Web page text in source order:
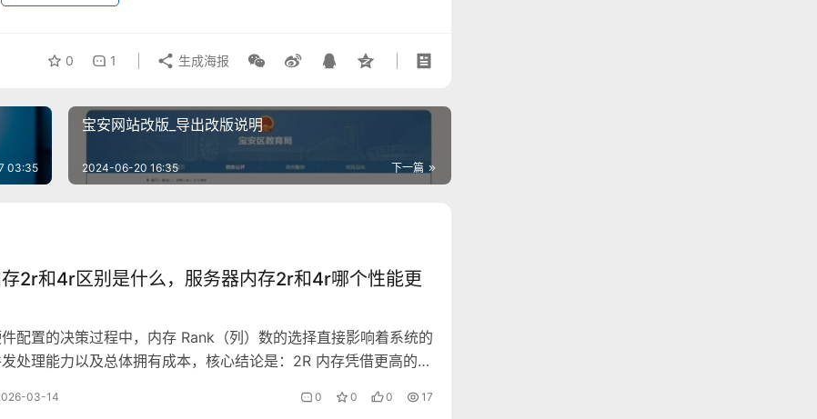
0 1 生成海报
03:35
宝安网站改版_导出改版说明
下一篇
2024-06-20 16:35
2r和4r区别是什么，服务器内存2r和4r哪个性能更
配置的决策过程中，内存 Rank（列）数的选择直接影响着系统的
处理能力以及总体拥有成本，核心结论是：2R 内存凭借更高的兼
潜力，适合中小型企业通用计算场景；而 4R 内存通过增加位宽提
上限与并发读写效率，是虚拟化、数据库等大内存密集型场景的
03-14 0 0 0 17